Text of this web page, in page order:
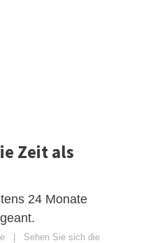
Zeit als
24 Monate
| Sehen Sie sich die